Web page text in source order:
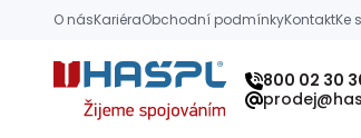
O násKariéraObchodní podmínkyKontaktKe
Hašpl
800 02 30